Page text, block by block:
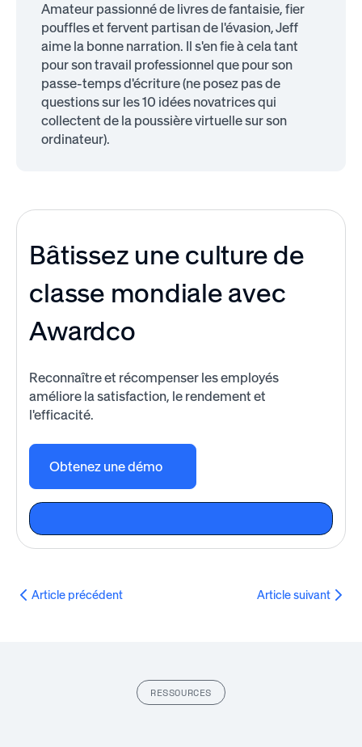
Amateur passionné de livres de fantaisie, fier
pouffles et fervent partisan de l'évasion, Jeff
aime la bonne narration. Il s'en fie à cela tant
pour son travail professionnel que pour son
passe-temps d'écriture (ne posez pas de
questions sur les 10 idées novatrices qui
collectent de la poussière virtuelle sur son
ordinateur).
Bâtissez une culture de
classe mondiale avec
Awardco
Reconnaître et récompenser les employés
améliore la satisfaction, le rendement et
l'efficacité.
Obtenez une démo
Article précédent Article suivant
RESSOURCES